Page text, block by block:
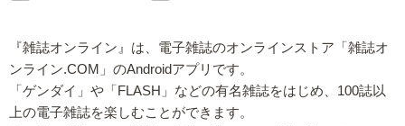
『雑誌オンライン』は、電子雑誌のオンラインストア「雑誌オ
ンライン.COM」のAndroidアプリです。
「ゲンダイ」や「FLASH」などの有名雑誌をはじめ、100誌以
上の電子雑誌を楽しむことができます。